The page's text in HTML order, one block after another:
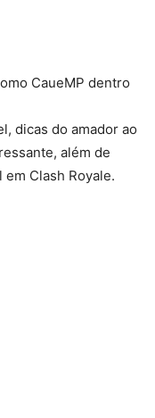
CaueMP dentro
dicas do amador ao
além de
Clash Royale.